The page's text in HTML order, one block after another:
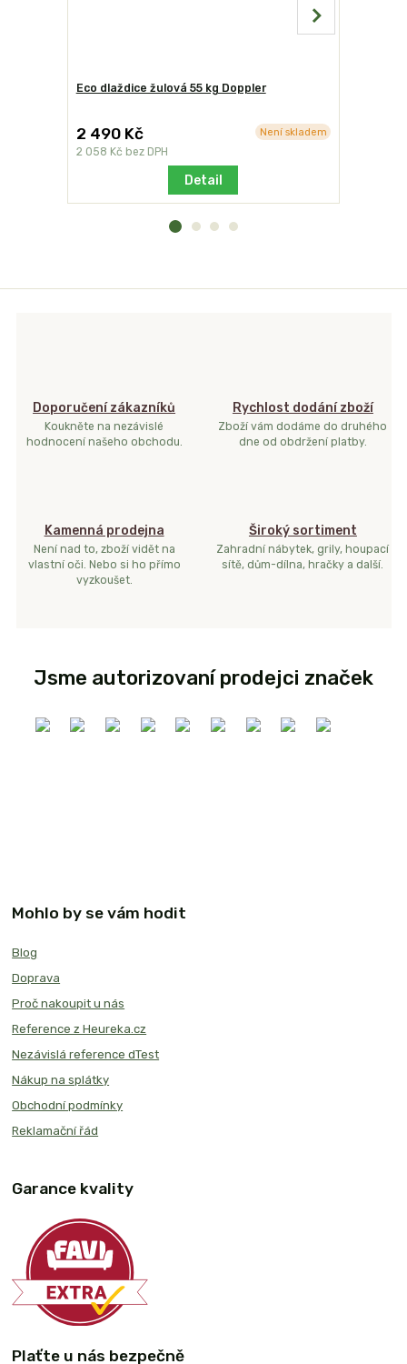
Eco dlaždice žulová 55 kg Doppler
2 490 Kč
2 058 Kč bez DPH
Není skladem
Detail
Doporučení zákazníků
Koukněte na nezávislé
hodnocení našeho obchodu.
Rychlost dodání zboží
Zboží vám dodáme do druhého
dne od obdržení platby.
Kamenná prodejna
Není nad to, zboží vidět na
vlastní oči. Nebo si ho přímo
vyzkoušet.
Široký sortiment
Zahradní nábytek, grily, houpací
sítě, dům-dílna, hračky a další.
Jsme autorizovaní prodejci značek
Mohlo by se vám hodit
Blog
Doprava
Proč nakoupit u nás
Reference z Heureka.cz
Nezávislá reference dTest
Nákup na splátky
Obchodní podmínky
Reklamační řád
Garance kvality
Plaťte u nás bezpečně